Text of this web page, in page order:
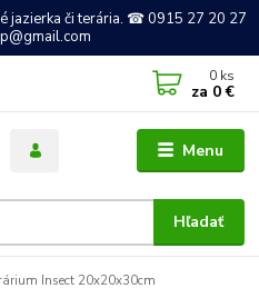
jazierka či terária. ☎ 0915 27 20 27
Menu
Hľadať
0 ks
za 0 €
Insect 20x20x30cm